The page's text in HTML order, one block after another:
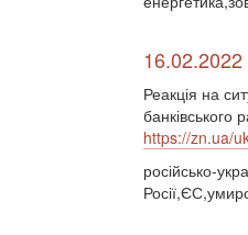
16.02.2022
Реакція на
банківського
https://zn.ua/
російсько-